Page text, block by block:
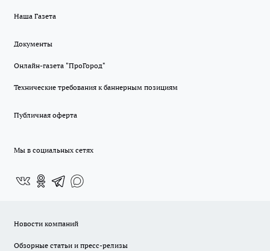
Наша Газета
Документы
Онлайн-газета "ПроГород"
Технические требования к баннерным позициям
Публичная оферта
Мы в социальных сетях
Новости компаний
Обзорные статьи и пресс-релизы